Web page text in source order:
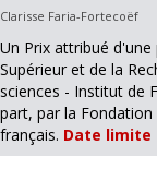
Clarisse Faria-Fortecoëf
Un Prix attribué
Supérieur et de la
sciences - Institut de
part, par la
français. Date limite